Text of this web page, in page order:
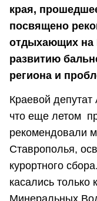
края,
посвящено
отдыхающих на
развитию
региона и
Краевой
что еще летом
рекомендовали
Ставрополья,
курортного
касались только